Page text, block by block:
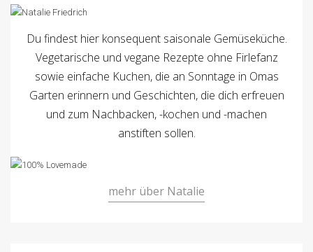
Du findest hier konsequent saisonale Gemüseküche.
Vegetarische und vegane Rezepte ohne Firlefanz
sowie einfache Kuchen, die an Sonntage in Omas
Garten erinnern und Geschichten, die dich erfreuen
und zum Nachbacken, -kochen und -machen
anstiften sollen.
mehr über Natalie